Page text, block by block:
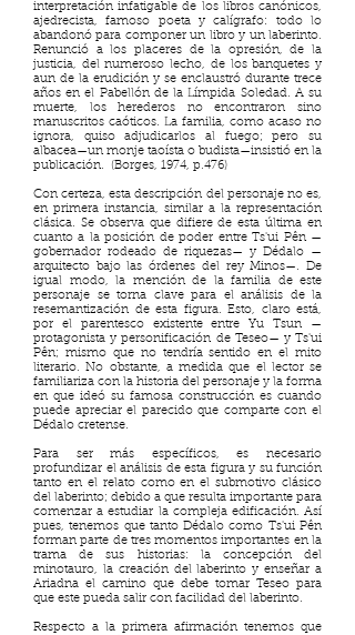
interpretación infatigable de los libros canónicos,
ajedrecista, famoso poeta y calígrafo: todo lo
abandonó para componer un libro y un laberinto.
Renunció a los placeres de la opresión, de la
justicia, del numeroso lecho, de los banquetes y
aun de la erudición y se enclaustró durante trece
años en el Pabellón de la Límpida Soledad. A su
muerte, los herederos no encontraron sino
manuscritos caóticos. La familia, como acaso no
ignora, quiso adjudicarlos al fuego; pero su
albacea—un monje taoísta o budista—insistió en la
publicación. (Borges, 1974, p.476)
Con certeza, esta descripción del personaje no es,
en primera instancia, similar a la representación
clásica. Se observa que difiere de esta última en
cuanto a la posición de poder entre Ts'ui Pên —
gobernador rodeado de riquezas— y Dédalo —
arquitecto bajo las órdenes del rey Minos—. De
igual modo, la mención de la familia de este
personaje se torna clave para el análisis de la
resemantización de esta figura. Esto, claro está,
por el parentesco existente entre Yu Tsun —
protagonista y personificación de Teseo— y Ts'ui
Pên; mismo que no tendría sentido en el mito
literario. No obstante, a medida que el lector se
familiariza con la historia del personaje y la forma
en que ideó su famosa construcción es cuando
puede apreciar el parecido que comparte con el
Dédalo cretense.
Para ser más específicos, es necesario
profundizar el análisis de esta figura y su función
tanto en el relato como en el submotivo clásico
del laberinto; debido a que resulta importante para
comenzar a estudiar la compleja edificación. Así
pues, tenemos que tanto Dédalo como Ts'ui Pên
forman parte de tres momentos importantes en la
trama de sus historias: la concepción del
minotauro, la creación del laberinto y enseñar a
Ariadna el camino que debe tomar Teseo para
que este pueda salir con facilidad del laberinto.
Respecto a la primera afirmación tenemos que